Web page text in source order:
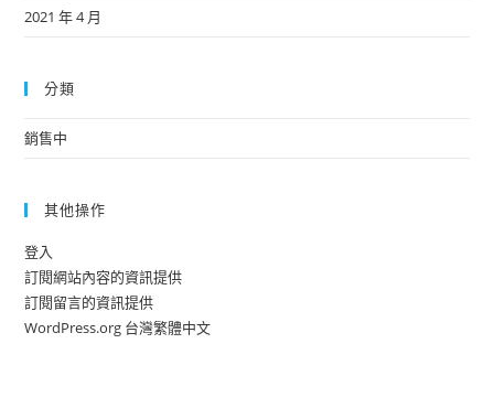
2021 年 4 月
分類
銷售中
其他操作
登入
訂閱網站內容的資訊提供
訂閱留言的資訊提供
WordPress.org 台灣繁體中文